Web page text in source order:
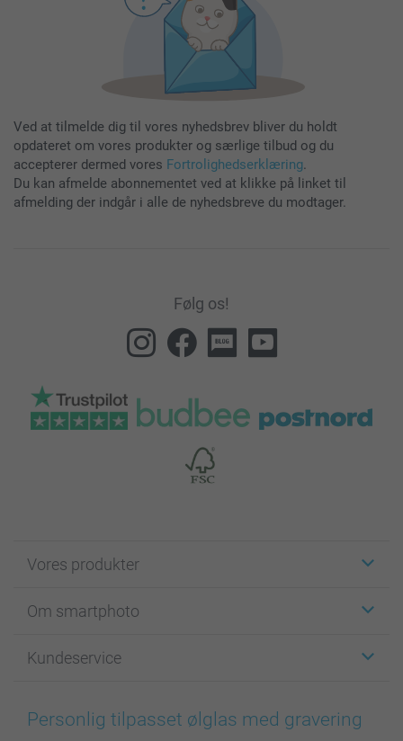
Ved at tilmelde dig til vores nyhedsbrev bliver du holdt
opdateret om vores produkter og særlige tilbud og du
accepterer dermed vores Fortrolighedserklæring.
Du kan afmelde abonnementet ved at klikke på linket til
afmelding der indgår i alle de nyhedsbreve du modtager.
Følg os!
Vores produkter
Fotokort
Fotobøger
Billeder, Plakater & Fotohæfter
Om smartphoto
For affiliate
Cookie Policy
Kundeservice
100% tilfredshedsgaranti
Personlig tilpasset ølglas med gravering